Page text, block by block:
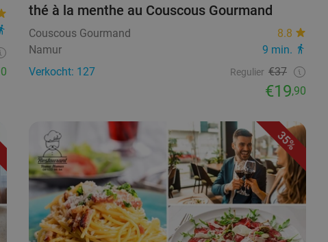
thé à la menthe au Couscous Gourmand
Couscous Gourmand
8.8
Namur
9 min.
Verkocht: 127
Regulier €37
€19,90
35%